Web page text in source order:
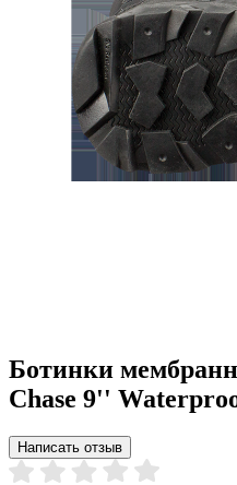
Ботинки
Chase 9''
Написать отзыв